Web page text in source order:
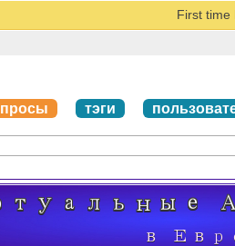
First time
тэги